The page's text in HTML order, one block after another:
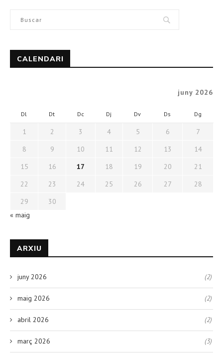
CALENDARI
juny 2026
Dl Dt Dc Dj Dv Ds Dg
1 2 3 4 5 6
7
8
9 10 11 12 13
14
15
16 17 18 19 20
21
22
23 24 25 26 27
28
29
30
« maig
ARXIU
juny 2026 (2)
maig 2026 (2)
abril 2026 (2)
març 2026 (3)